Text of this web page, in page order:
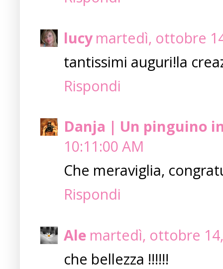
lucy martedì, ottobre
tantissimi auguri!la
Rispondi
Danja | Un pinguino
10:11:00 AM
Che meraviglia,
Rispondi
Ale martedì, ottobre
che bellezza !!!!!!